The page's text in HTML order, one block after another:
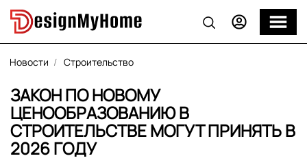
Новости Строительство
ЗАКОН ПО НОВОМУ
ЦЕНООБРАЗОВАНИЮ В
СТРОИТЕЛЬСТВЕ МОГУТ ПРИНЯТЬ В
2026 ГОДУ